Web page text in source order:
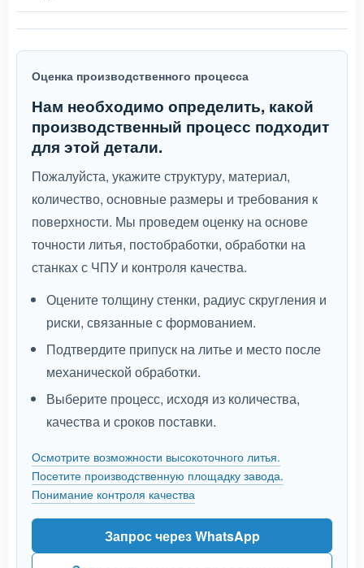
Оценка производственного процесса
Нам необходимо определить, какой
производственный процесс подходит
для этой детали.
Пожалуйста, укажите структуру, материал,
количество, основные размеры и требования к
поверхности. Мы проведем оценку на основе
точности литья, постобработки, обработки на
станках с ЧПУ и контроля качества.
Оцените толщину стенки, радиус скругления и
риски, связанные с формованием.
Подтвердите припуск на литье и место после
механической обработки.
Выберите процесс, исходя из количества,
качества и сроков поставки.
Осмотрите возможности высокоточного литья.
Посетите производственную площадку завода.
Понимание контроля качества
Запрос через WhatsApp